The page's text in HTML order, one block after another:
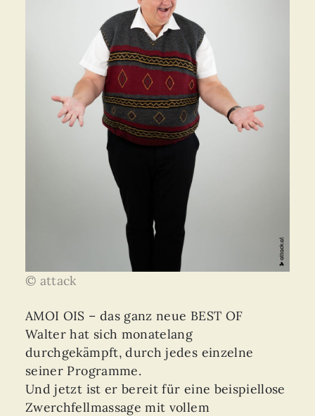
© attack
AMOI OIS – das ganz neue BEST OF
Walter hat sich monatelang
durchgekämpft, durch jedes einzelne
seiner Programme.
Und jetzt ist er bereit für eine beispiellose
Zwerchfellmassage mit vollem